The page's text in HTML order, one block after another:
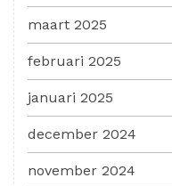
maart 2025
februari 2025
januari 2025
december 2024
november 2024